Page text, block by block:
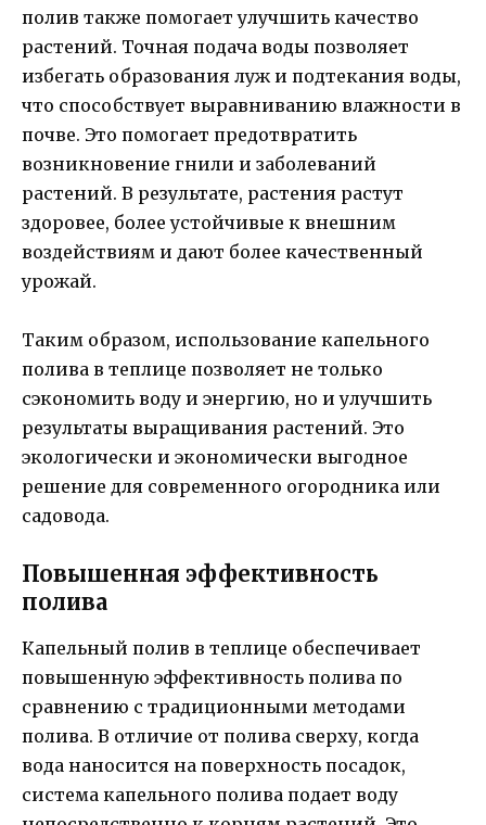
полив также помогает улучшить качество
растений. Точная подача воды позволяет
избегать образования луж и подтекания воды,
что способствует выравниванию влажности в
почве. Это помогает предотвратить
возникновение гнили и заболеваний
растений. В результате, растения растут
здоровее, более устойчивые к внешним
воздействиям и дают более качественный
урожай.
Таким образом, использование капельного
полива в теплице позволяет не только
сэкономить воду и энергию, но и улучшить
результаты выращивания растений. Это
экологически и экономически выгодное
решение для современного огородника или
садовода.
Повышенная эффективность
полива
Капельный полив в теплице обеспечивает
повышенную эффективность полива по
сравнению с традиционными методами
полива. В отличие от полива сверху, когда
вода наносится на поверхность посадок,
система капельного полива подает воду